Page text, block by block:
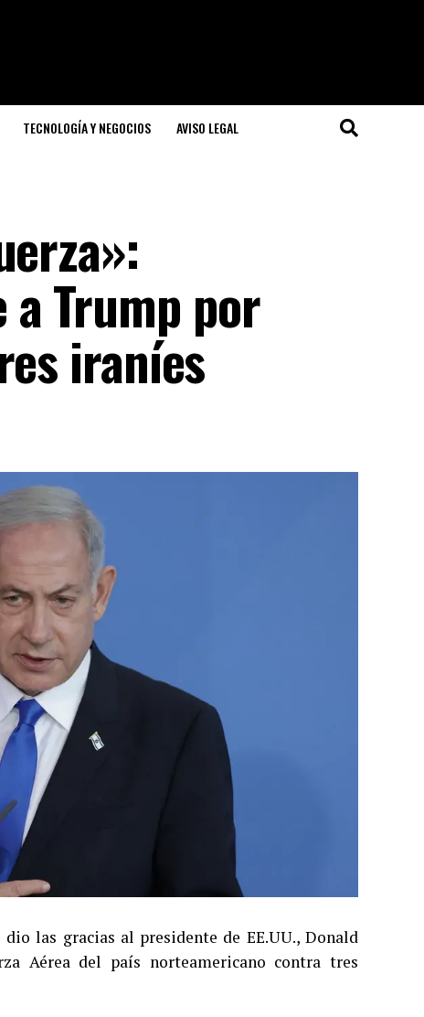
TECNOLOGÍA Y NEGOCIOS AVISO LEGAL
a Trump por
iraníes
las gracias al presidente de EE.UU., Donald
Aérea del país norteamericano contra tres